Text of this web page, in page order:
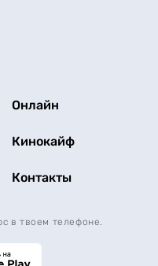
Онлайн
Кинокайф
Контакты
в твоем телефоне.